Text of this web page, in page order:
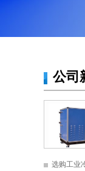
公司
选购工业